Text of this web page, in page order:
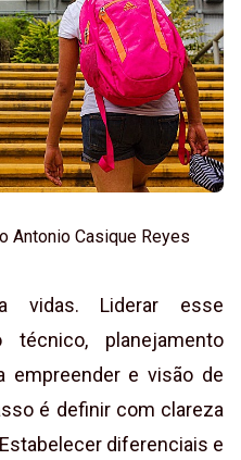
Antonio Casique Reyes
vidas. Liderar esse
técnico, planejamento
empreender e visão de
é definir com clareza
diferenciais e